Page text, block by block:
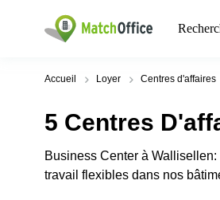
Accueil Loyer Centres d'affaires
5 Centres
Business Center à
travail flexibles dans nos